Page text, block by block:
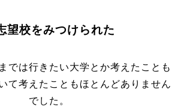
望校をみつけられた
では行きたい大学とか考えたことも
て考えたこともほとんどありません
でした。